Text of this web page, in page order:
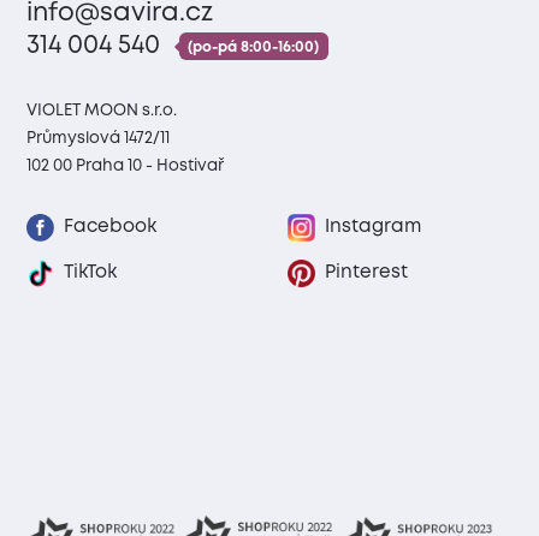
info@savira.cz
314 004 540
(po-pá 8:00-16:00)
VIOLET MOON s.r.o.
Průmyslová 1472/11
102 00 Praha 10 - Hostivař
Facebook Instagram
TikTok Pinterest